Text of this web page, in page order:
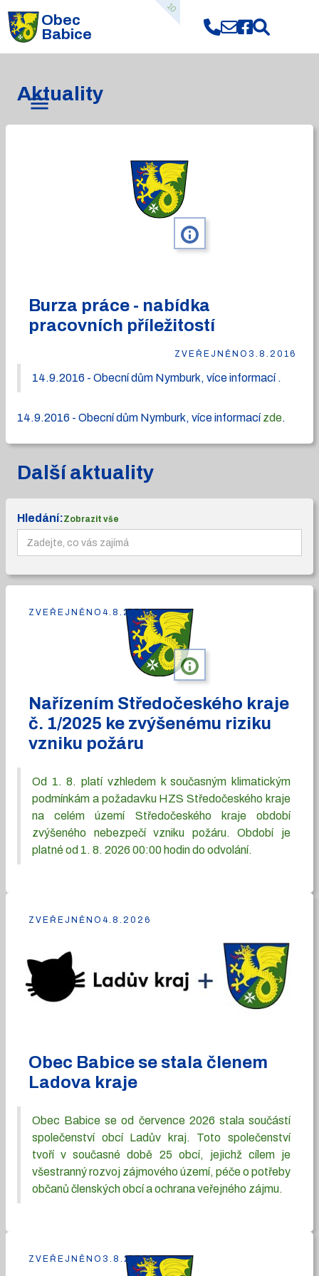
Obec
Babice
10
Aktuality
info
Burza práce - nabídka
pracovních příležitostí
ZVEŘEJNĚNO 3.8.2016
14.9.2016 - Obecní dům Nymburk, více informací .
14.9.2016 - Obecní dům Nymburk, více informacízde.
Další aktuality
Hledání:Zobrazit vše
info
Nařízením Středočeského kraje
č. 1/2025 ke zvýšenému riziku
vzniku požáru
Od 1. 8. platí vzhledem k současným klimatickým
podmínkám a požadavku HZS Středočeského kraje
na celém území Středočeského kraje období
zvýšeného nebezpečí vzniku požáru. Období je
platné od 1. 8. 2026 00:00 hodin do odvolání.
ZVEŘEJNĚNO 4.8.2026
Obec Babice se stala členem
Ladova kraje
Obec Babice se od července 2026 stala součástí
společenství obcí Ladův kraj. Toto společenství
tvoří v současné době 25 obcí, jejichž cílem je
všestranný rozvoj zájmového území, péče o potřeby
občanů členských obcí a ochrana veřejného zájmu.
ZVEŘEJNĚNO 4.8.2026
ZVEŘEJNĚNO 3.8.2026